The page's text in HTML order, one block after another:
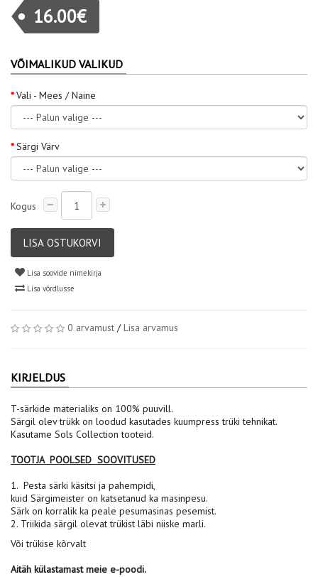
16.00€
VÕIMALIKUD VALIKUD
Vali - Mees / Naine
Särgi Värv
Kogus
LISA OSTUKORVI
Lisa soovide nimekirja
Lisa võrdlusse
0 arvamust /Lisa arvamus
KIRJELDUS
T-särkide materialiks on 100% puuvill.
Särgil olev trükk on loodud kasutades kuumpress trüki tehnikat.
Kasutame Sols Collection tooteid.
TOOTJA POOLSED SOOVITUSED
1. Pesta särki käsitsi ja pahempidi,
kuid Särgimeister on katsetanud ka masinpesu.
Särk on korralik ka peale pesumasinas pesemist.
2. Triikida särgil olevat trükist läbi niiske marli.
Või trükise kõrvalt
Aitäh külastamast meie e-poodi.